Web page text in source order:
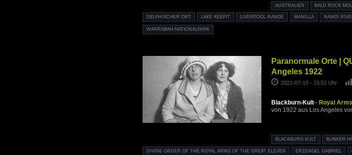
AUSTRALIEN BALD ROCK
DELPHISCHER ORT LAKE KEEPIT LIVERPOOL RANGE MANILLA NAMOI
WARRABAH-NATIONALPARK
Paranormale Orte |
Angeles 1922
2021-07-10 - 15:51 Uhr
Blackburn-Kult– Royal
von 1922 aus Los Angeles
BLACKBURN KULT BUNKER
DIVINE ORDER OF THE ROYAL ARMS OF THE GREAT ELEVEN ERZENGEL GABRIEL